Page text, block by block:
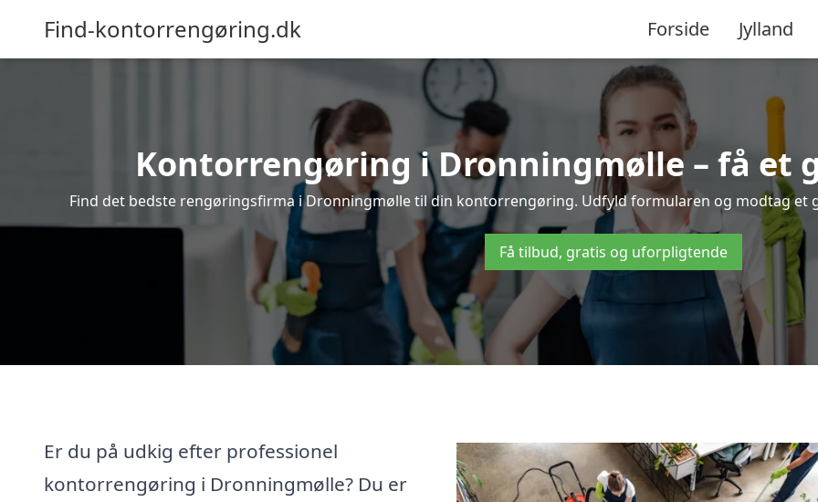
Find-kontorrengøring.dk Forside Jylland
Kontorrengøring i Dronningmølle – få et
Find det bedste rengøringsfirma i Dronningmølle til din kontorrengøring. Udfyld formularen og modtag et
Få tilbud, gratis og uforpligtende
Er du på udkig efter professionel
kontorrengøring i Dronningmølle? Du er